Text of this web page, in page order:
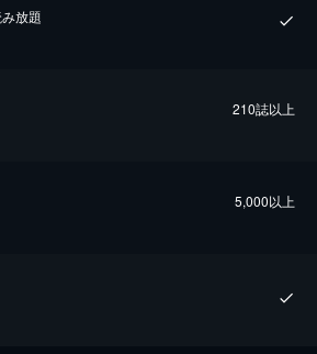
放題
210誌以上
5,000以上